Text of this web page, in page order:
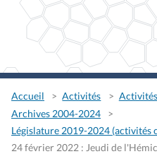
Accueil Activités
Archives 2004-2024
Législature 2019-2024 (activités
24 février 2022 : Jeudi de